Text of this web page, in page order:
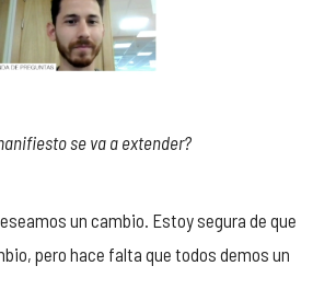
se va a extender?
un cambio. Estoy segura de que
pero hace falta que todos demos un